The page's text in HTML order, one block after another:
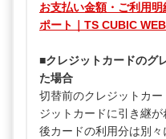
お支払い金額・ご利用
ポート｜TS CUBIC
■クレジットカードのグ
た場合
切替前のクレジットカ
ジットカードに引き継
後カードの利用分は別